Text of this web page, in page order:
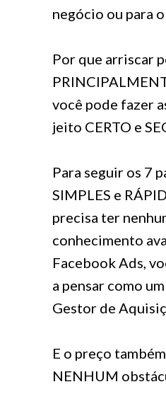
negócio ou para
Por que arriscar
você pode fazer
jeito CERTO e
Para seguir os 7
SIMPLES e
precisa ter
conhecimento
Facebook Ads,
a pensar como
Gestor de
E o preço
NENHUM